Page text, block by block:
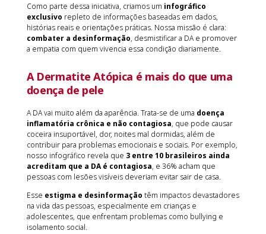
Como parte dessa iniciativa, criamos um infográfico
exclusivo repleto de informações baseadas em dados,
histórias reais e orientações práticas. Nossa missão é clara:
combater a desinformação, desmistificar a DA e promover
a empatia com quem vivencia essa condição diariamente.
A Dermatite Atópica é mais do que uma
doença de pele
A DA vai muito além da aparência. Trata-se de uma doença
inflamatória crônica e não contagiosa, que pode causar
coceira insuportável, dor, noites mal dormidas, além de
contribuir para problemas emocionais e sociais. Por exemplo,
nosso infográfico revela que 3 entre 10 brasileiros ainda
acreditam que a DA é contagiosa, e 36% acham que
pessoas com lesões visíveis deveriam evitar sair de casa.
Esse estigma e desinformação têm impactos devastadores
na vida das pessoas, especialmente em crianças e
adolescentes, que enfrentam problemas como bullying e
isolamento social.